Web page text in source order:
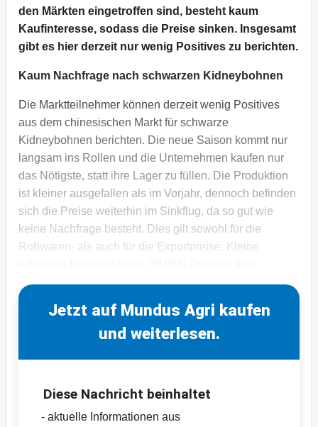
den Märkten eingetroffen sind, besteht kaum
Kaufinteresse, sodass die Preise sinken. Insgesamt
gibt es hier derzeit nur wenig Positives zu berichten.
Kaum Nachfrage nach schwarzen Kidneybohnen
Die Marktteilnehmer können derzeit wenig Positives
aus dem chinesischen Markt für schwarze
Kidneybohnen berichten. Die neue Saison kommt nur
langsam ins Rollen und die Unternehmen kaufen nur
das Nötigste, statt ihre Lager zu füllen. Die Produktion
ist kleiner ausgefallen als im Vorjahr, dennoch befinden
sich die Preise weiterhin im Sinkflug, da so gut wie
keine Nachfrage besteht. Dies gilt sowohl für die
Rohwaren- als auch für die Exportpreise. Kleine
Jetzt auf Mundus Agri kaufen
und weiterlesen.
Diese Nachricht beinhaltet
- aktuelle Informationen aus